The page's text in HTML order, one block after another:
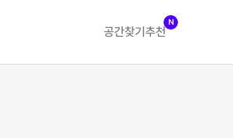
공간찾기 추천
N